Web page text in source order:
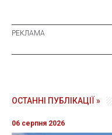
ОСТАННІ ПУБЛІКАЦІЇ »
06 серпня 2026